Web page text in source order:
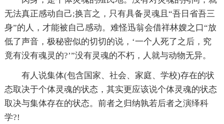
无法真正感动自己;换言之，只有具备灵魂且“吾日省吾三
身”的人，才能被自己感动。难怪迅翁会借祥林嫂之口“放
低了声音，极秘密似的切切的说，‘一个人死了之后，究
竟有没有魂灵的?’”没有灵魂的不朽，人就与动物无异。
有人说集体(包含国家、社会、家庭、学校)存在的状
态取决于个体灵魂的状态，其实更应该说个体灵魂的状态
取决与集体存在的状态。前者之归纳孰若后者之演绎科
学?!